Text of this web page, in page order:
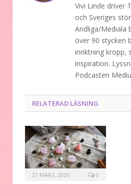
Vivi Linde driver
och Sveriges
Andliga/Mediala
över 90 stycken
inriktning kropp,
inspiration.
Podcasten
RELATERAD LÄSNING
21 MARS, 2026 0